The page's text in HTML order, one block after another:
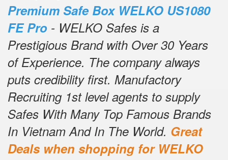
Premium Safe Box WELKO US1080
FE Pro - WELKO Safes is a
Prestigious Brand with Over 30 Years
of Experience. The company always
puts credibility first. Manufactory
Recruiting 1st level agents to supply
Safes With Many Top Famous Brands
In Vietnam And In The World. Great
Deals when shopping for WELKO